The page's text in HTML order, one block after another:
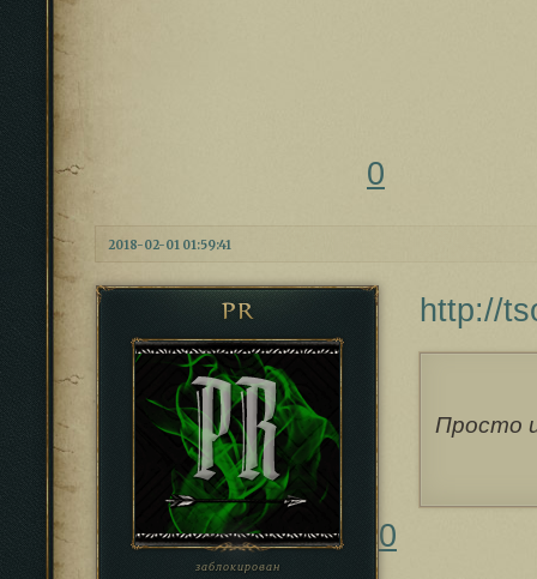
0
2018-02-01 01:59:41
PR
заблокирован
http://
Просто
0